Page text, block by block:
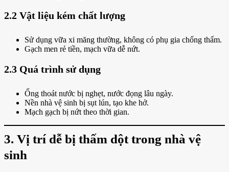
2.2 Vật liệu kém chất lượng
Sử dụng vữa xi măng thường, không có phụ gia chống thấm.
Gạch men rẻ tiền, mạch vữa dễ nứt.
2.3 Quá trình sử dụng
Ống thoát nước bị nghẹt, nước đọng lâu ngày.
Nền nhà vệ sinh bị sụt lún, tạo khe hở.
Mạch gạch bị nứt theo thời gian.
3. Vị trí dễ bị thấm dột trong nhà vệ
sinh